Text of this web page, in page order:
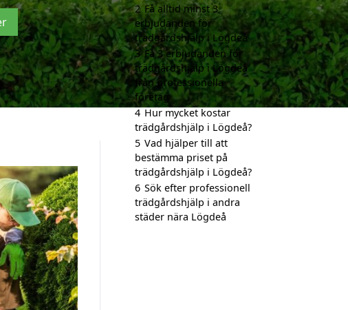
2 Få alltid minst 3
erbjudanden för
trädgårdshjälp i Lögdeå
3 Få 3 erbjudanden för
trädgårdshjälp i Lögdeå
från professionella
företag
4 Hur mycket kostar
trädgårdshjälp i Lögdeå?
5 Vad hjälper till att
bestämma priset på
trädgårdshjälp i Lögdeå?
6 Sök efter professionell
trädgårdshjälp i andra
städer nära Lögdeå